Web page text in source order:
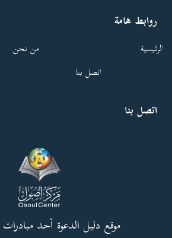
روابط هامة
الرئيسية
من نحن
اتصل بنا
اتصل بنا
موقع دليل الدعوة أحد